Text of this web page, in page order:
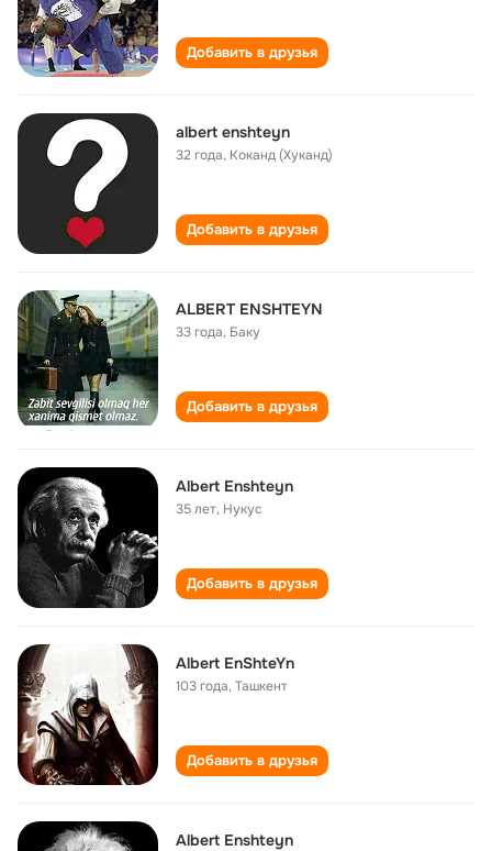
Добавить в друзья
albert enshteyn
32 года, Коканд (Хуканд)
Добавить в друзья
ALBERT ENSHTEYN
33 года, Баку
Добавить в друзья
Albert Enshteyn
35 лет, Нукус
Добавить в друзья
Albert EnShteYn
103 года,Ташкент
Добавить в друзья
Albert Enshteyn